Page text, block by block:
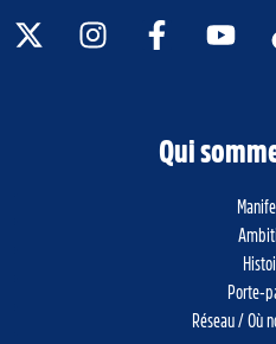
Qui
Porte-
Réseau / Où